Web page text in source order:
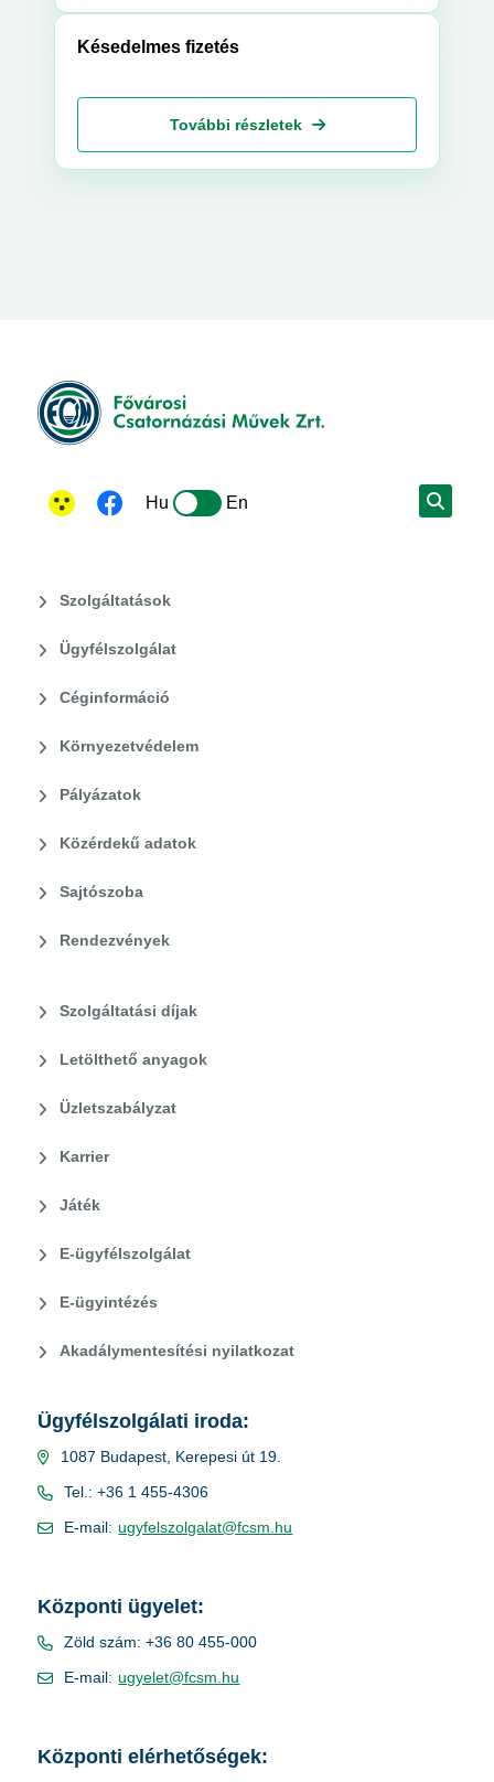
Késedelmes fizetés
További részletek
Hu En
Szolgáltatások
Ügyfélszolgálat
Céginformáció
Környezetvédelem
Pályázatok
Közérdekű adatok
Sajtószoba
Rendezvények
Szolgáltatási díjak
Letölthető anyagok
Üzletszabályzat
Karrier
Játék
E-ügyfélszolgálat
E-ügyintézés
Akadálymentesítési nyilatkozat
Ügyfélszolgálati iroda:
1087 Budapest, Kerepesi út 19.
Tel.: +36 1 455-4306
E-mail: ugyfelszolgalat@fcsm.hu
Központi ügyelet:
Zöld szám: +36 80 455-000
E-mail: ugyelet@fcsm.hu
Központi elérhetőségek: